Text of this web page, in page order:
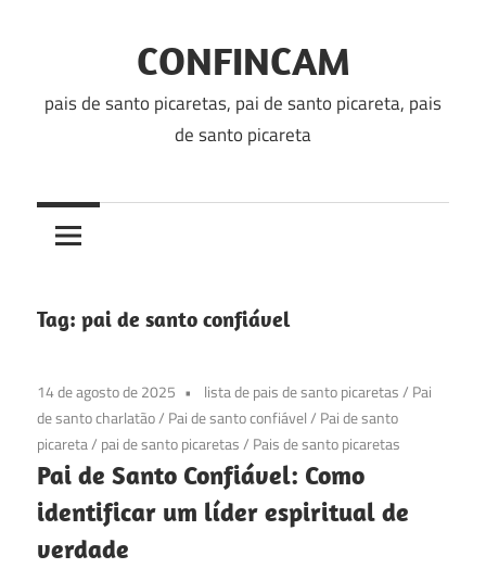
CONFINCAM
pais de santo picaretas, pai de santo picareta, pais
de santo picareta
Tag: pai de santo confiável
14 de agosto de 2025 lista de pais de santo picaretas/ Pai
de santo charlatão/ Pai de santo confiável/ Pai de santo
picareta/ pai de santo picaretas/ Pais de santo picaretas
Pai de Santo Confiável: Como
identificar um líder espiritual de
verdade